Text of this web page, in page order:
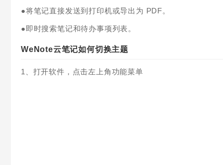
●将笔记直接发送到打印机或导出为 PDF。
●即时搜索笔记和待办事项列表。
WeNote云笔记如何切换主题
1、打开软件，点击左上角功能菜单